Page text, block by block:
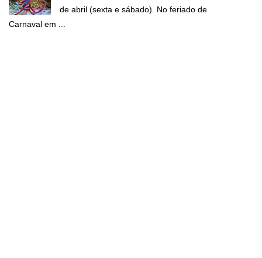
de abril (sexta e sábado). No feriado de
Carnaval em ...